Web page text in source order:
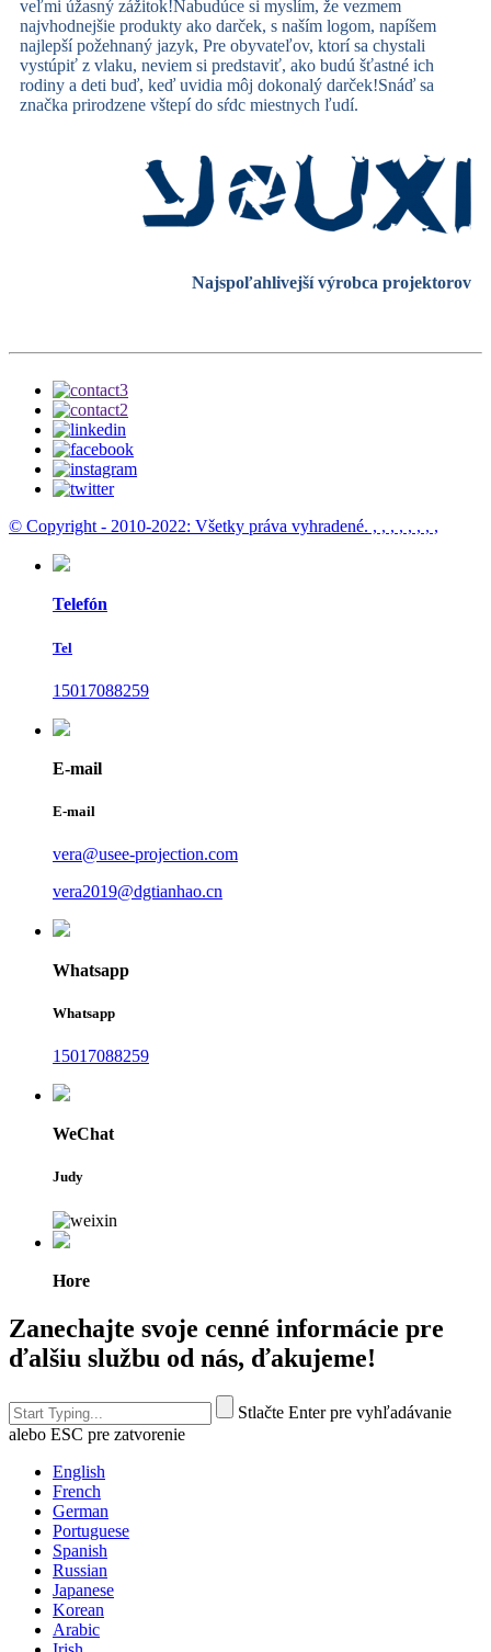
veľmi úžasný zážitok!Nabudúce si myslím, že vezmem
najvhodnejšie produkty ako darček, s naším logom, napíšem
najlepší požehnaný jazyk, Pre obyvateľov, ktorí sa chystali
vystúpiť z vlaku, neviem si predstaviť, ako budú šťastné ich
rodiny a deti buď, keď uvidia môj dokonalý darček!Snáď sa
značka prirodzene vštepí do sŕdc miestnych ľudí.
Najspoľahlivejší výrobca projektorov
© Copyright - 2010-2022: Všetky práva vyhradené. , , , , , , , ,
Telefón
Tel
15017088259
E-mail
E-mail
vera@usee-projection.com
vera2019@dgtianhao.cn
Whatsapp
Whatsapp
15017088259
WeChat
Judy
Hore
Zanechajte svoje cenné informácie pre
ďalšiu službu od nás, ďakujeme!
Stlačte Enter pre vyhľadávanie
alebo ESC pre zatvorenie
English
French
German
Portuguese
Spanish
Russian
Japanese
Korean
Arabic